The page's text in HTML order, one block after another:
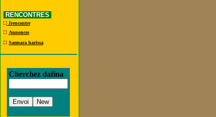
RENCONTRES
Jrencontre
Annonces
Samsara harissa
Cherchez dafina